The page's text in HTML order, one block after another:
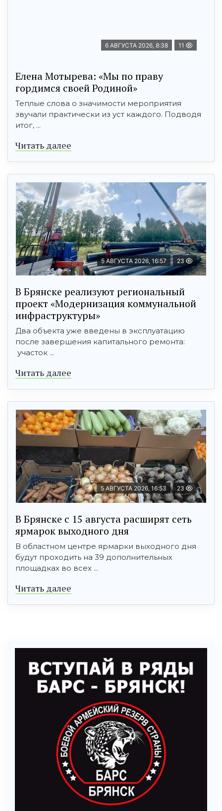
6 АВГУСТА 2026, 8:38 11
Елена Мотырева: «Мы по праву
гордимся своей Родиной»
Теплые слова о значимости мероприятия
звучали практически из уст каждого. Подводя
итог, ...
Читать далее
5 АВГУСТА 2026, 16:57 23
В Брянске реализуют региональный
проект «Модернизация коммунальной
инфраструктуры»
Два объекта уже введены в эксплуатацию
после завершения капитального ремонта:
участок ...
Читать далее
5 АВГУСТА 2026, 16:53 23
В Брянске с 15 августа расширят сеть
ярмарок выходного дня
В областном центре ярмарки выходного дня
будут проходить на 39 дополнительных
площадках во всех ...
Читать далее